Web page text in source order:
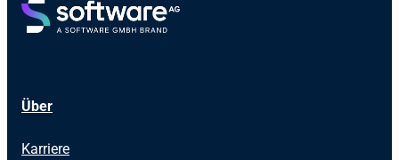
Über
Karriere